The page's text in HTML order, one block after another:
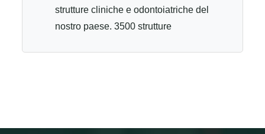
strutture cliniche e odontoiatriche del
nostro paese. 3500 strutture